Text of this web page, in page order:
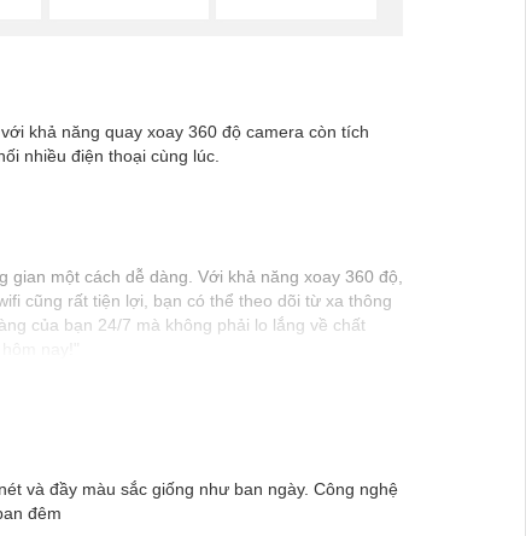
khả năng quay xoay 360 độ camera còn tích
nhiều điện thoại cùng lúc.
một cách dễ dàng. Với khả năng xoay 360 độ,
cũng rất tiện lợi, bạn có thể theo dõi từ xa thông
của bạn 24/7 mà không phải lo lắng về chất
và đầy màu sắc giống như ban ngày. Công nghệ
đêm